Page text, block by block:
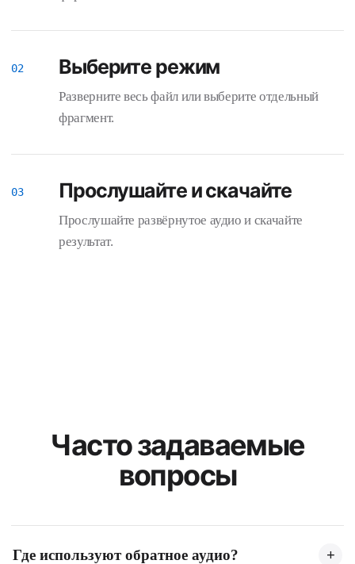
Выберите режим
Разверните весь файл или выберите отдельный
фрагмент.
Прослушайте и скачайте
Прослушайте развёрнутое аудио и скачайте
результат.
Часто задаваемые
вопросы
Где используют обратное аудио? +